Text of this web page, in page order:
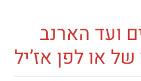
ועד הארנב
של או לפן אז’יל